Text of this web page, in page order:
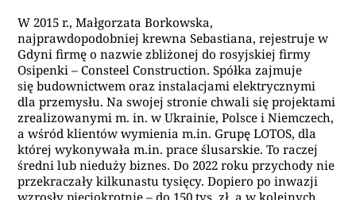
W 2015 r., Małgorzata Borkowska,
najprawdopodobniej krewna Sebastiana, rejestruje w
Gdyni firmę o nazwie zbliżonej do rosyjskiej firmy
Osipenki – Consteel Construction. Spółka zajmuje
się budownictwem oraz instalacjami elektrycznymi
dla przemysłu. Na swojej stronie chwali się projektami
zrealizowanymi m. in. w Ukrainie, Polsce i Niemczech,
a wśród klientów wymienia m.in. Grupę LOTOS, dla
której wykonywała m.in. prace ślusarskie. To raczej
średni lub nieduży biznes. Do 2022 roku przychody nie
przekraczały kilkunastu tysięcy. Dopiero po inwazji